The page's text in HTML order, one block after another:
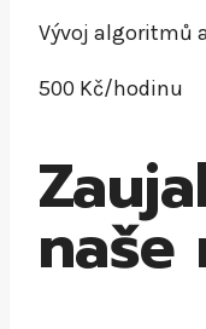
Vývoj algoritmů
500 Kč/hodinu
naše